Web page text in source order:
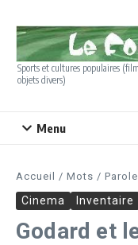
Sports et cultures populaires
objets divers)
Menu
Accueil / Mots /
Cinema Inventaire
Godard et